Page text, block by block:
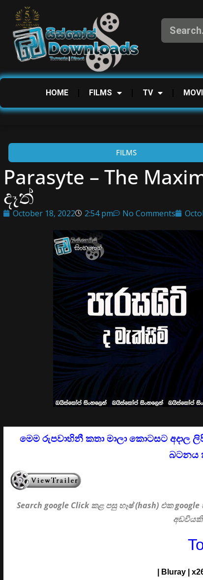
HOME FILMS TV
FILMS
Parasyte – The
දෑත්
October 18, 2022 2:54 pm No Comments
මෙම රුපවාහිනී කතා මාලා කොටසට අදාල
බටනය
Search google Clickකළ පසු හෑෂ් (hash) එක
| Bluray |